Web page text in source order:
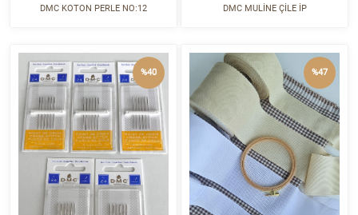
DMC KOTON PERLE NO:12 DMC MULİNE ÇİLE İP
%40 %47